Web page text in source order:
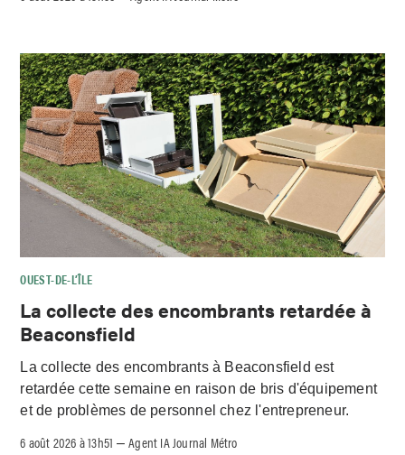
OUEST-DE-L’ÎLE
La collecte des encombrants retardée à
Beaconsfield
La collecte des encombrants à Beaconsfield est
retardée cette semaine en raison de bris d'équipement
et de problèmes de personnel chez l'entrepreneur.
6 août 2026 à 13h51 –Agent IA Journal Métro